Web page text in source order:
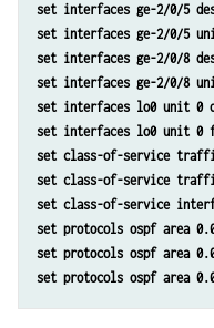
set interfaces ge-2/0/5
set interfaces ge-2/0/5
set interfaces ge-2/0/8
set interfaces ge-2/0/8
set interfaces lo0 unit 0
set interfaces lo0 unit 0
set class-of-service
set class-of-service
set class-of-service
set protocols ospf area
set protocols ospf area
set protocols ospf area